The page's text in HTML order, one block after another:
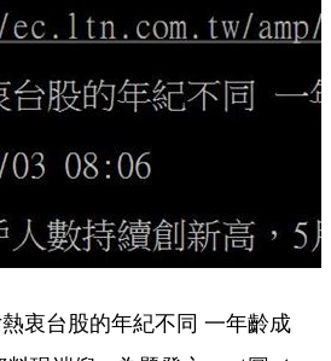
衷台股的年紀不同 一年齡成